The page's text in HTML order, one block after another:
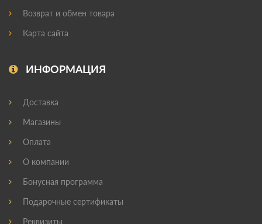
Возврат и обмен товара
Карта сайта
ИНФОРМАЦИЯ
Доставка
Магазины
Оплата
О компании
Бонусная программа
Подарочные сертификаты
Реквизиты